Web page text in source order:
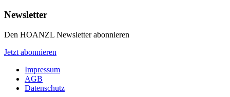
Newsletter
Den HOANZL Newsletter abonnieren
Jetzt abonnieren
Impressum
AGB
Datenschutz